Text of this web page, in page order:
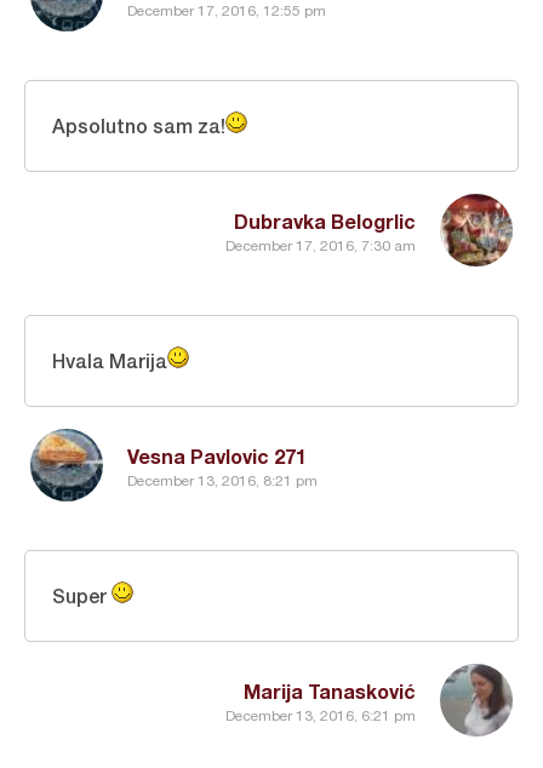
December 17, 2016, 12:55 pm
Dubravka Belogrlic
December 17, 2016, 7:30 am
Apsolutno sam za!
Vesna Pavlovic 271
December 13, 2016, 8:21 pm
Hvala Marija
Marija Tanasković
December 13, 2016, 6:21 pm
Super